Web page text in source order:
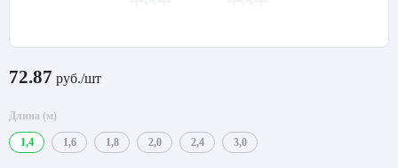
72.87 руб./шт
Длина (м)
1,4 1,6 1,8 2,0 2,4 3,0